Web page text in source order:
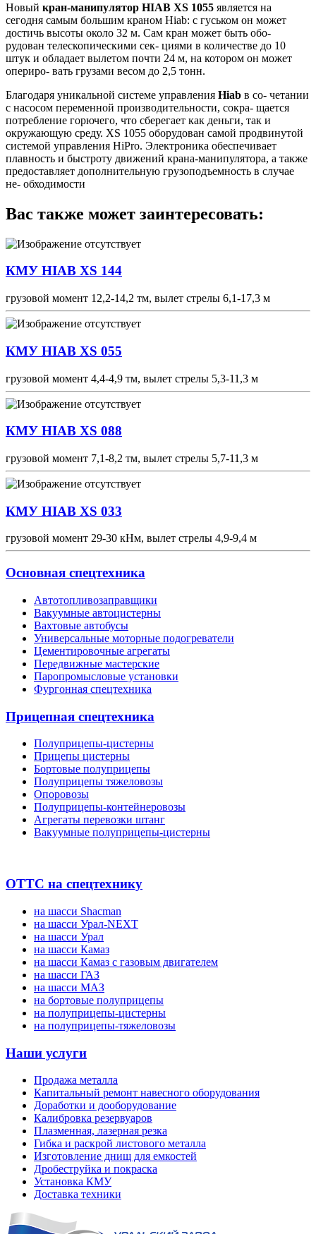
Новый кран-манипулятор HIAB XS 1055 является на
сегодня самым большим краном Hiab: с гуськом он может
достичь высоты около 32 м. Сам кран может быть обо-
рудован телескопическими сек- циями в количестве до 10
штук и обладает вылетом почти 24 м, на котором он может
опериро- вать грузами весом до 2,5 тонн.
Благодаря уникальной системе управления Hiab в со- четании
с насосом переменной производительности, сокра- щается
потребление горючего, что сберегает как деньги, так и
окружающую среду. XS 1055 оборудован самой продвинутой
системой управления HiPro. Электроника обеспечивает
плавность и быстроту движений крана-манипулятора, а также
предоставляет дополнительную грузоподъемность в случае
не- обходимости
Вас также может заинтересовать:
КМУ HIAB XS 144
грузовой момент 12,2-14,2 тм, вылет стрелы 6,1-17,3 м
КМУ HIAB XS 055
грузовой момент 4,4-4,9 тм, вылет стрелы 5,3-11,3 м
КМУ HIAB XS 088
грузовой момент 7,1-8,2 тм, вылет стрелы 5,7-11,3 м
КМУ HIAB XS 033
грузовой момент 29-30 кНм, вылет стрелы 4,9-9,4 м
Основная спецтехника
Автотопливозаправщики
Вакуумные автоцистерны
Вахтовые автобусы
Универсальные моторные подогреватели
Цементировочные агрегаты
Передвижные мастерские
Паропромысловые установки
Фургонная спецтехника
Прицепная спецтехника
Полуприцепы-цистерны
Прицепы цистерны
Бортовые полуприцепы
Полуприцепы тяжеловозы
Опоровозы
Полуприцепы-контейнеровозы
Агрегаты перевозки штанг
Вакуумные полуприцепы-цистерны
ОТТС на спецтехнику
на шасси Shacman
на шасси Урал-NEXT
на шасси Урал
на шасси Камаз
на шасси Камаз с газовым двигателем
на шасси ГАЗ
на шасси МАЗ
на бортовые полуприцепы
на полуприцепы-цистерны
на полуприцепы-тяжеловозы
Наши услуги
Продажа металла
Капитальный ремонт навесного оборудования
Доработки и дооборудование
Калибровка резервуаров
Плазменная, лазерная резка
Гибка и раскрой листового металла
Изготовление днищ для емкостей
Дробеструйка и покраска
Установка КМУ
Доставка техники